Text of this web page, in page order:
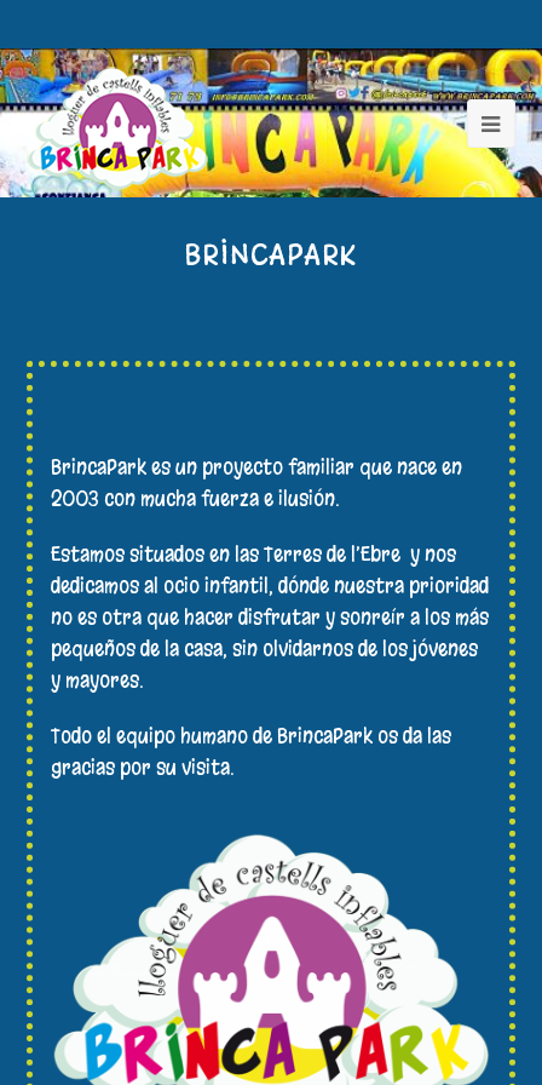
BRINCAPARK
BrincaPark es un proyecto familiar que nace en
2003 con mucha fuerza e ilusión.
Estamos situados en las Terres de l’Ebre y nos
dedicamos al ocio infantil, dónde nuestra prioridad
no es otra que hacer disfrutar y sonreír a los más
pequeños de la casa, sin olvidarnos de los jóvenes
y mayores.
Todo el equipo humano de BrincaPark os da las
gracias por su visita.